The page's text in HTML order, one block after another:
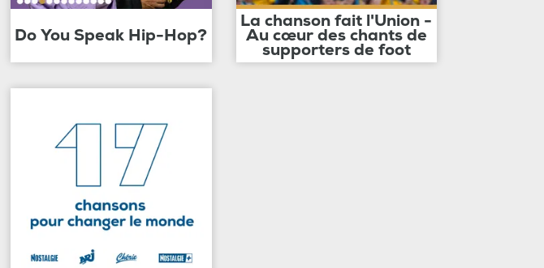
Do You Speak Hip-Hop?
La chanson fait l'Union -
Au cœur des chants de
supporters de foot